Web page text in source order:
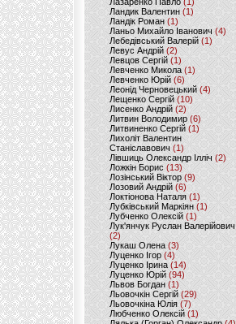
Ландик Валентин (1)
Ландік Роман (1)
Ланьо Михайло Іванович(4)
Лебедівський Валерій(1)
Левус Андрій(2)
Левцов Сергій (1)
Левченко Микола (1)
Левченко Юрій (6)
Леонід Черновецький (4)
Лещенко Сергій (10)
Лисенко Андрій (2)
Литвин Володимир (6)
Литвиненко Сергій (1)
Лихоліт Валентин
Станіславович (1)
Лівшиць Олександр Ілліч (2)
Ложкін Борис(13)
Лозінський Віктор(9)
Лозовий Андрій (6)
Локтіонова Наталя (1)
Лубківський Маркіян(1)
Лубченко Олексій (1)
Лук'янчук Руслан Валерійович
(2)
Лукаш Олена (3)
Луценко Ігор (4)
Луценко Ірина (14)
Луценко Юрій (94)
Львов Богдан (1)
Льовочкін Сергій (29)
Льовочкіна Юлія(7)
Любченко Олексій(1)